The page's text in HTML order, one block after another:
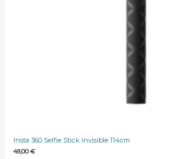
Insta 360 Selfie Stick invisible 114cm
49,00€